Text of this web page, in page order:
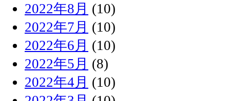
2022年8月 (10)
2022年7月 (10)
2022年6月 (10)
2022年5月 (8)
2022年4月 (10)